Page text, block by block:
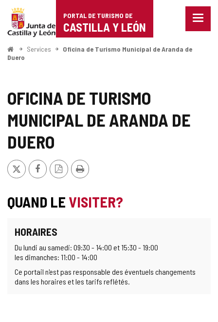
Portal
de
Turismo
de
León
PORTAL DE TURISMO DE
CASTILLA Y LEÓN
Menu
<
Accueil
Services
Oficina de Turismo Municipal de Aranda de
Duero
OFICINA DE TURISMO
MUNICIPAL DE ARANDA DE
DUERO
X FacebookVersion
PDF
Imprimer
QUAND LE VISITER?
HORAIRES
Du lundi au samedi: 09:30 - 14:00 et 15:30 - 19:00
les dimanches: 11:00 - 14:00
Ce portail n'est pas responsable des éventuels changements
dans les horaires et les tarifs reflétés.